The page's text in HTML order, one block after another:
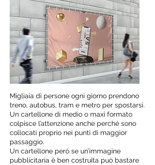
Migliaia di persone ogni giorno prendono
treno, autobus, tram e metro per spostarsi.
Un cartellone di medio o maxi formato
colpisce l’attenzione anche perché sono
collocati proprio nei punti di maggior
passaggio.
Un cartellone però se un’immagine
pubblicitaria è ben costruita può bastare